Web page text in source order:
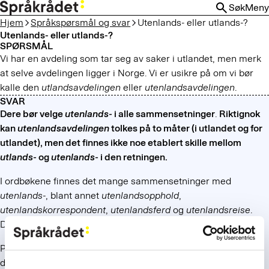
HOPP
TIL
HOVEDINNHOLD
SøkMeny
Hjem
Språkspørsmål og svar Utenlands- eller utlands-?
Utenlands- eller utlands-?
SPØRSMÅL
Vi har en avdeling som tar seg av saker i utlandet, men merk
at selve avdelingen ligger i Norge. Vi er usikre på om vi bør
kalle den utlandsavdelingen eller utenlandsavdelingen.
SVAR
Dere bør velgeutenlands- i alle sammensetninger. Riktignok
kanutenlandsavdelingentolkes på to måter (i utlandet og for
utlandet), men det finnes ikke noe etablert skille mellom
utlands- ogutenlands- i den retningen.
I ordbøkene finnes det mange sammensetninger med
utenlands-, blant annet utenlandsopphold,
utenlandskorrespondent, utenlandsferdog utenlandsreise.
Det er bare å holde seg til det mønsteret.
På utenlandsområdet skiller norsk seg fra svensk og nyere
dansk, som har for eksempel